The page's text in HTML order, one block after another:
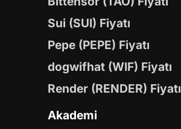
Sui (SUI) Fiyatı
Pepe (PEPE) Fiyatı
dogwifhat (WIF) Fiyatı
Render (RENDER) Fiyatı
Akademi